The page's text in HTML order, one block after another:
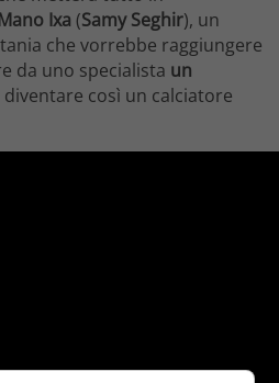
Ixa (Samy Seghir), un
che vorrebbe raggiungere
da uno specialista un
diventare così un calciatore